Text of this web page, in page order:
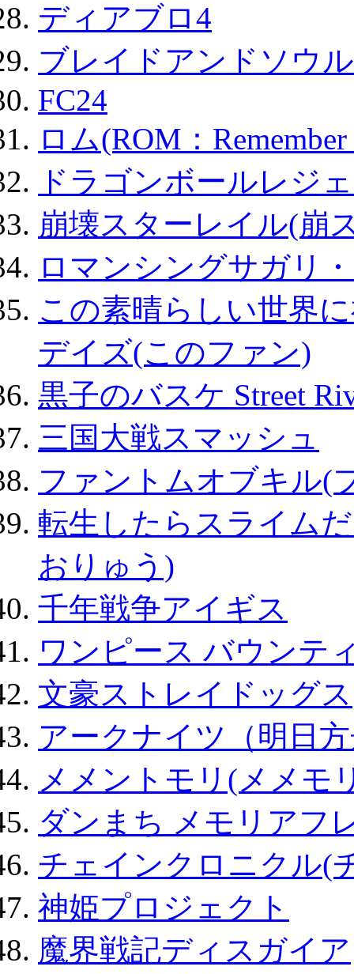
ディアブロ4
ブレイドアンドソウ
FC24
ロム(ROM：
ドラゴンボールレジ
崩壊スターレイル(崩
ロマンシングサガリ
この素晴らしい世界
デイズ(このファン)
黒子のバスケ Street
三国大戦スマッシュ
ファントムオブキル(
転生したらスライム
おりゅう)
千年戦争アイギス
ワンピース バウンテ
文豪ストレイドッグス
アークナイツ（明日
メメントモリ(メメモ
ダンまち メモリアフ
チェインクロニクル(
神姫プロジェクト
魔界戦記ディスガイア